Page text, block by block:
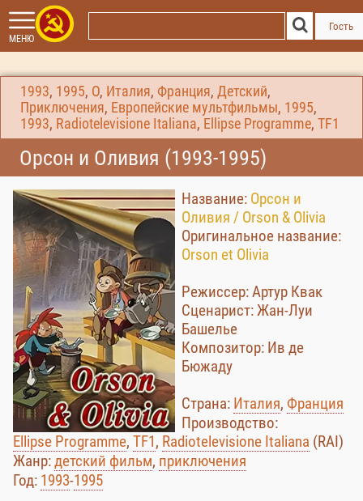
МЕНЮ
Гость
1993, 1995, О, Италия, Франция, Детский,
Приключения, Европейские мультфильмы, 1995,
1993, Radiotelevisione Italiana, Ellipse Programme, TF1
Орсон и Оливия (1993-1995)
Название: Орсон и
Оливия / Orson & Olivia
Оригинальное название:
Orson et Olivia
Режиссер: Артур Квак
Сценарист: Жан-Луи
Башелье
Композитор: Ив де
Бюжаду
Страна: Италия, Франция
Производство:
Ellipse Programme, TF1, Radiotelevisione Italiana (RAI)
Жанр:детский фильм, приключения
Год: 1993-1995